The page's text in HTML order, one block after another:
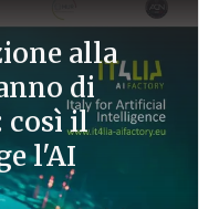
alla
di
così il
l'AI